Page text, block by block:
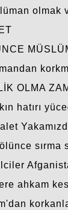
olmak
OLMA
hatırı
sırma
ahkam